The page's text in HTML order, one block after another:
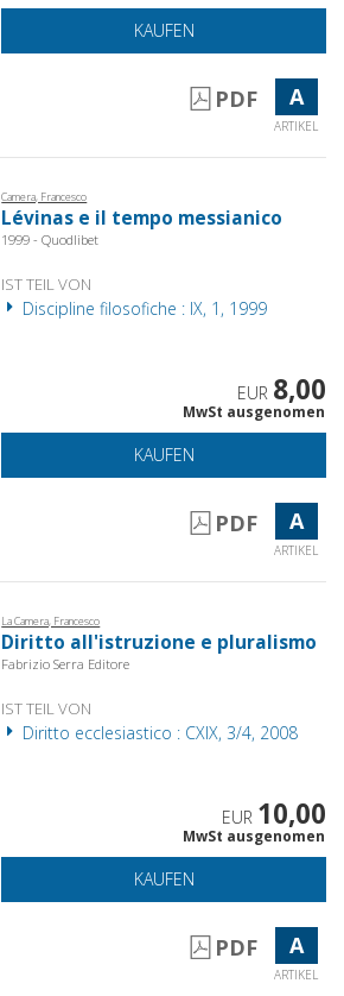
KAUFEN
PDF A
ARTIKEL
Camera, Francesco
Lévinas e il tempo messianico
1999 - Quodlibet
IST TEIL VON
Discipline filosofiche : IX, 1, 1999
EUR 8,00
MwSt ausgenomen
KAUFEN
PDF A
ARTIKEL
La Camera, Francesco
Diritto all'istruzione e pluralismo
Fabrizio Serra Editore
IST TEIL VON
Diritto ecclesiastico : CXIX, 3/4, 2008
EUR 10,00
MwSt ausgenomen
KAUFEN
PDF A
ARTIKEL